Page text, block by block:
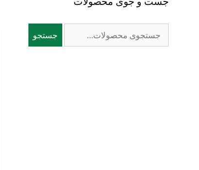
برای:
جستجو